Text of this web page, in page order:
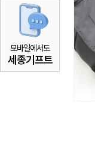
모바일에서도
세종기프트